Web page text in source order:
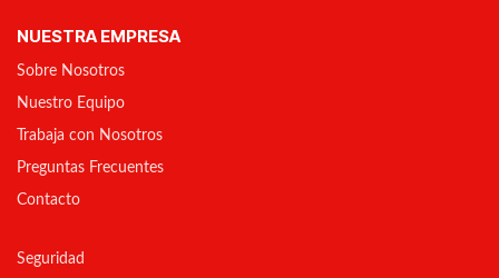
NUESTRA EMPRESA
Sobre Nosotros
Nuestro Equipo
Trabaja con Nosotros
Preguntas Frecuentes
Contacto
Seguridad